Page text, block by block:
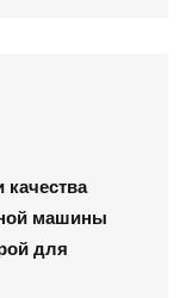
машины
для